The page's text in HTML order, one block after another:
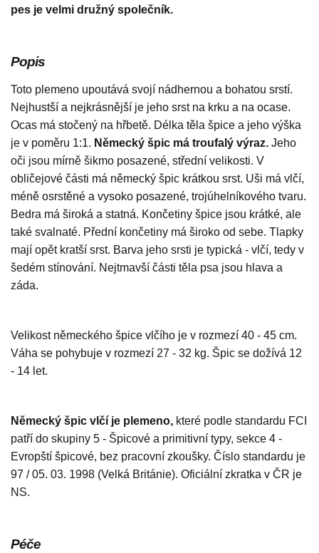
pes je velmi družný společník.
Popis
Toto plemeno upoutává svojí nádhernou a bohatou srstí.
Nejhustší a nejkrásnější je jeho srst na krku a na ocase.
Ocas má stočený na hřbetě. Délka těla špice a jeho výška
je v poměru 1:1. Německý špic má troufalý výraz. Jeho
oči jsou mírně šikmo posazené, střední velikosti. V
obličejové části má německý špic krátkou srst. Uši má vlčí,
méně osrstěné a vysoko posazené, trojúhelníkového tvaru.
Bedra má široká a statná. Končetiny špice jsou krátké, ale
také svalnaté. Přední končetiny má široko od sebe. Tlapky
mají opět kratší srst. Barva jeho srsti je typická - vlčí, tedy v
šedém stínování. Nejtmavší části těla psa jsou hlava a
záda.
Velikost německého špice vlčího je v rozmezí 40 - 45 cm.
Váha se pohybuje v rozmezí 27 - 32 kg. Špic se dožívá 12
- 14 let.
Německý špic vlčí je plemeno, které podle standardu FCI
patří do skupiny 5 - Špicové a primitivní typy, sekce 4 -
Evropští špicové, bez pracovní zkoušky. Číslo standardu je
97 / 05. 03. 1998 (Velká Británie). Oficiální zkratka v ČR je
NS.
Péče